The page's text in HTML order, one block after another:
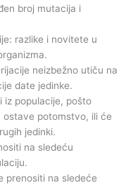
broj mutacija i
razlike i novitete u
neizbežno utiču na
date jedinke.
iz populacije, pošto
ostave potomstvo, ili će
jedinki.
na sledeću
prenositi na sledeće